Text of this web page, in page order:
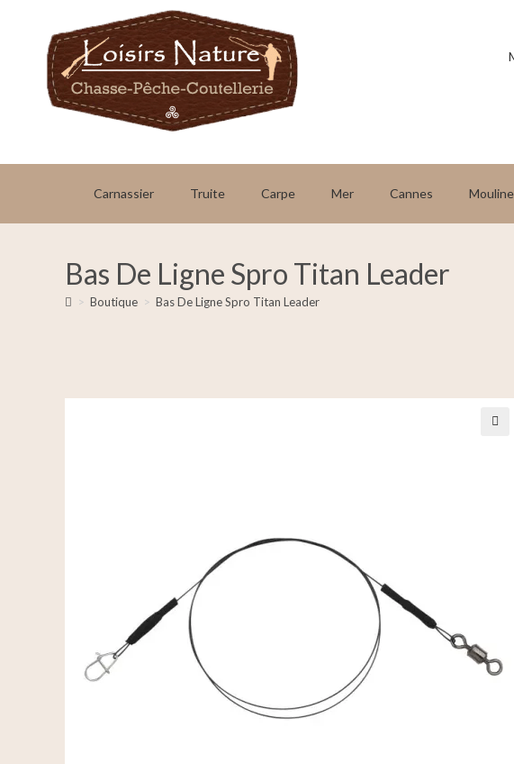
Carnassier Truite Carpe Mer Cannes
Bas De Ligne Spro Titan Leader
> Boutique > Bas De Ligne Spro Titan Leader